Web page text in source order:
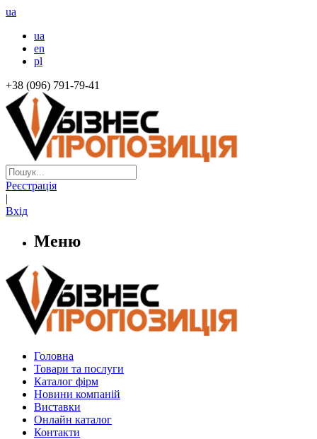
ua
ua
en
pl
+38 (096) 791-79-41
Реєстрація
|
Вхід
Меню
Головна
Товари та послуги
Каталог фірм
Новини компаній
Виставки
Онлайн каталог
Контакти